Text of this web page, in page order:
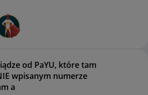
od PaYU, które tam
wpisanym numerze
a